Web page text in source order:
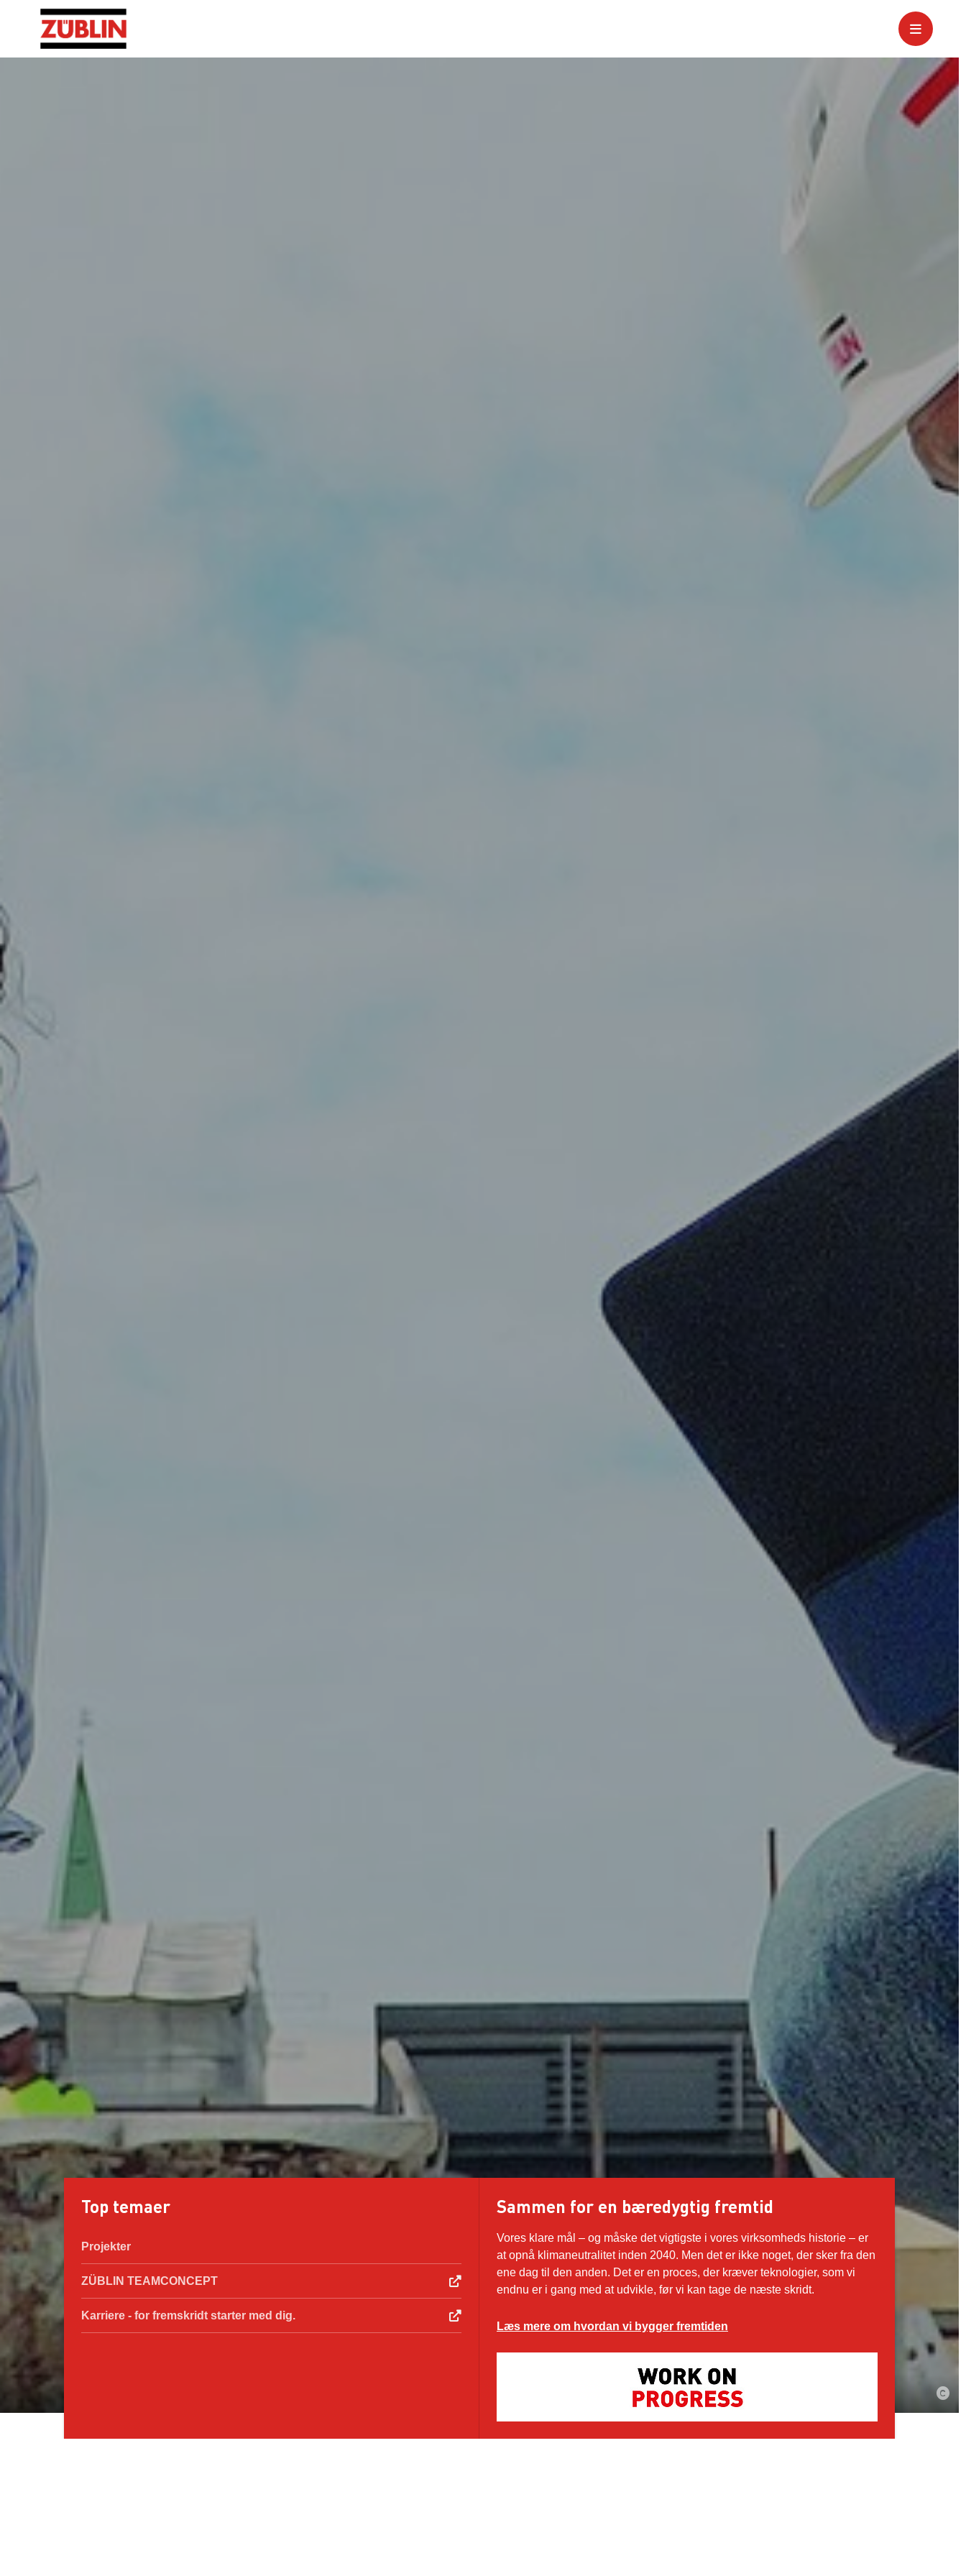
Top temaer
Projekter
ZÜBLIN TEAMCONCEPT
Karriere - for fremskridt starter med dig.
Sammen for en bæredygtig fremtid
Vores klare mål – og måske det vigtigste i vores virksomheds historie – er
at opnå klimaneutralitet inden 2040. Men det er ikke noget, der sker fra den
ene dag til den anden. Det er en proces, der kræver teknologier, som vi
endnu er i gang med at udvikle, før vi kan tage de næste skridt.
Læs mere om hvordan vi bygger fremtiden